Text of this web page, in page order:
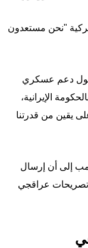
"نحن مستعدون
حول دعم عسكري
الإيرانية،
يقين من قدرتنا
إلى أن إرسال
تصريحات عراقجي